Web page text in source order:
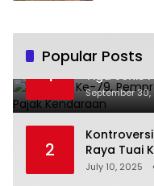
Popular Posts
1
Hari Jadi
Tiga Jenis
September 30,
2
Raya Tuai
Al Mu’min
July 10, 2025